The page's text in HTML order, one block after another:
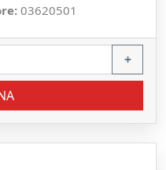
03620501
+